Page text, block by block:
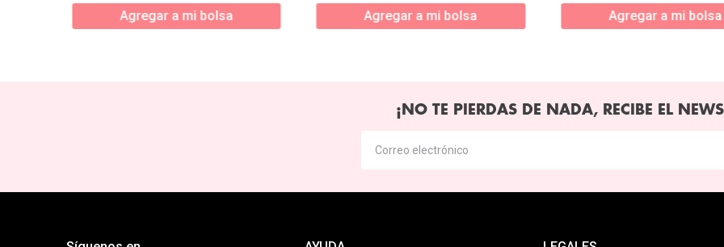
Agregar a mi bolsa Agregar a mi bolsa Agregar a mi bolsa
¡NO TE PIERDAS DE NADA, RECIBE EL